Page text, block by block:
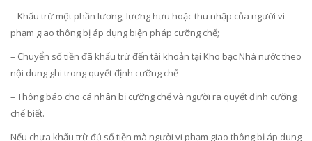
– Khấu trừ một phần lương, lương hưu hoặc thu nhập của người vi
phạm giao thông bị áp dụng biện pháp cưỡng chế;
– Chuyển số tiền đã khấu trừ đến tài khoản tại Kho bạc Nhà nước theo
nội dung ghi trong quyết định cưỡng chế
– Thông báo cho cá nhân bị cưỡng chế và người ra quyết định cưỡng
chế biết.
Nếu chưa khấu trừ đủ số tiền mà người vi phạm giao thông bị áp dụng